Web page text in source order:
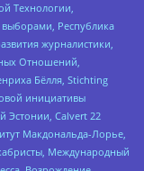
Технологии,
Республика
журналистики,
Отношений,
Бёлля, Stichting
инициативы
Эстонии, Calvert 22
Макдональда-Лорье,
Международный